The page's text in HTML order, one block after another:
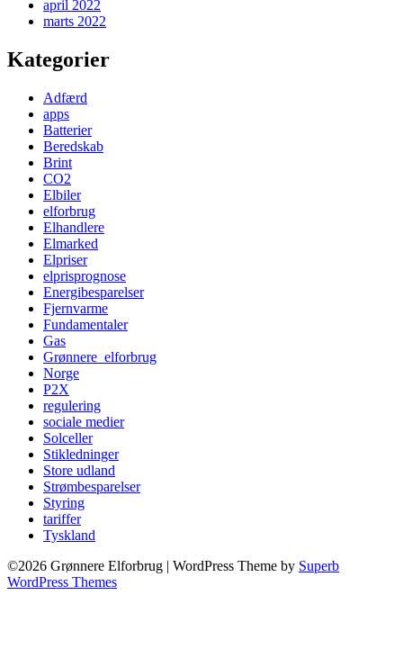
april 2022
marts 2022
Kategorier
Adfærd
apps
Batterier
Beredskab
Brint
CO2
Elbiler
elforbrug
Elhandlere
Elmarked
Elpriser
elprisprognose
Energibesparelser
Fjernvarme
Fundamentaler
Gas
Grønnere_elforbrug
Norge
P2X
regulering
sociale medier
Solceller
Stikledninger
Store udland
Strømbesparelser
Styring
tariffer
Tyskland
©2026 Grønnere Elforbrug | WordPress Theme by Superb
WordPress Themes